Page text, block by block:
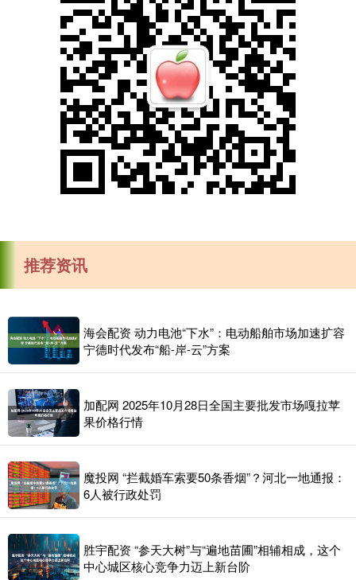
推荐资讯
海会配资 动力电池“下水”：电动船舶市场加速扩容
宁德时代发布“船-岸-云”方案
加配网 2025年10月28日全国主要批发市场嘎拉苹
果价格行情
魔投网 “拦截婚车索要50条香烟”？河北一地通报：
6人被行政处罚
胜宇配资 “参天大树”与“遍地苗圃”相辅相成，这个
中心城区核心竞争力迈上新台阶